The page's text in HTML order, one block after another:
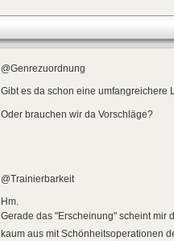
@Genrezuordnung
Gibt es da schon eine umfangreichere
Oder brauchen wir da Vorschläge?
@Trainierbarkeit
Hm.
Gerade das "Erscheinung" scheint mir
kaum aus mit Schönheitsoperationen